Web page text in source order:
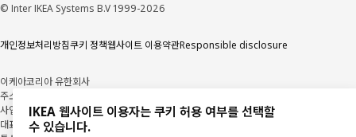
© Inter IKEA Systems B.V 1999-2026
개인정보처리방침쿠키 정책웹사이트 이용약관Responsible disclosure
이케아코리아 유한회사
주소: (우) 14352 경기도 광명시 일직로 17, 1층(일직동) 이케아 광명점
사업자 등록번호: 106-86-82871사업자정보확인
대표자: 이사벨 푸치 팔렘
IKEA 웹사이트 이용자는 쿠키 허용 여부를 선택할
수 있습니다.